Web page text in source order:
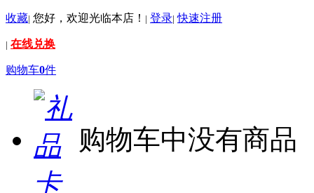
收藏| 您好，欢迎光临本店！ | 登录| 快速注册
| 在线兑换
购物车0件
购物车中没有商品